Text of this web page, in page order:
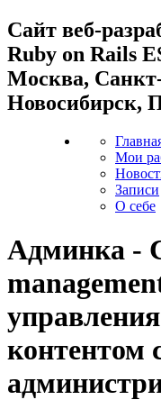
Cайт веб-
Ruby on Rails
Москва,
Новосибирск,
Мои
Записи
О себе
Админка -
контентом